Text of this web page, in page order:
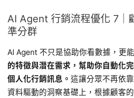
AI Agent 行銷流程優化 7｜
準分群
AI Agent 不只是協助你看數據，更能
的特徵與潛在需求，幫助你自動化
個人化行銷訊息。 這讓分眾不再依
資料驅動的洞察基礎上，根據顧客